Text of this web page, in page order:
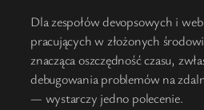
Dla zespołów devopsowych i
pracujących w złożonych
znacząca oszczędność czasu,
debugowania problemów na
— wystarczy jedno polecenie.